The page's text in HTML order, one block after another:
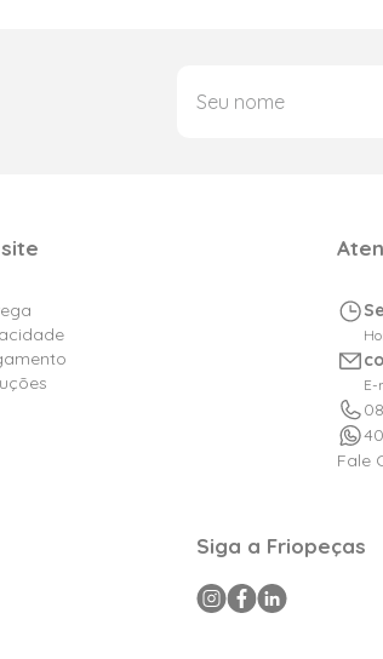
E-
Fale
Siga a Friopeças